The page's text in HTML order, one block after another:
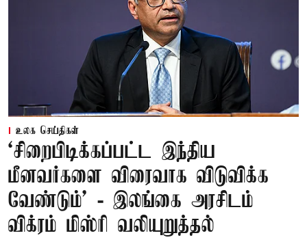
உலக செய்திகள்
‘சிறைபிடிக்கப்பட்ட இந்திய
மீனவர்களை விரைவாக விடுவிக்க
வேண்டும்' - இலங்கை அரசிடம்
விக்ரம் மிஸ்ரி வலியுறுத்தல்